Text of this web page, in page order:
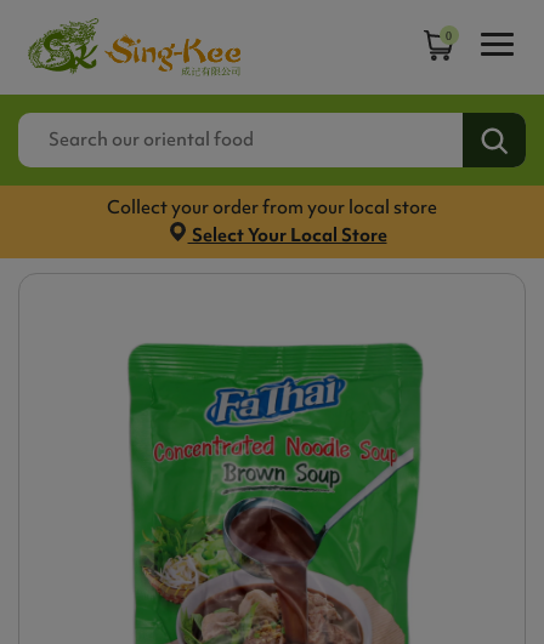
0
Collect your order from your local store
Select Your Local Store